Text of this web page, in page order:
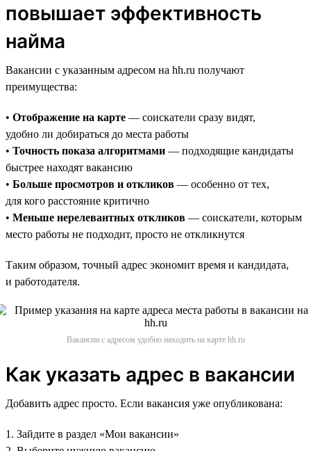
повышает эффективность
найма
Вакансии с указанным адресом на hh.ru получают
преимущества:
• Отображение на карте — соискатели сразу видят,
удобно ли добираться до места работы
• Точность показа алгоритмами — подходящие кандидаты
быстрее находят вакансию
• Больше просмотров и откликов — особенно от тех,
для кого расстояние критично
• Меньше нерелевантных откликов — соискатели, которым
место работы не подходит, просто не откликнутся
Таким образом, точный адрес экономит время и кандидата,
и работодателя.
Вакансии с адресом удобно находить на карте hh.ru
Как указать адрес в вакансии
Добавить адрес просто. Если вакансия уже опубликована:
1. Зайдите в раздел «Мои вакансии»